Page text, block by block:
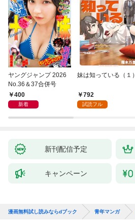
ヤングジャンプ 2026
No.36＆37合併号
400
新着
妹は知っている（１）
792
試読フル
新刊配信予定
キャンペーン
漫画無料試し読みならdブック 青年マンガ